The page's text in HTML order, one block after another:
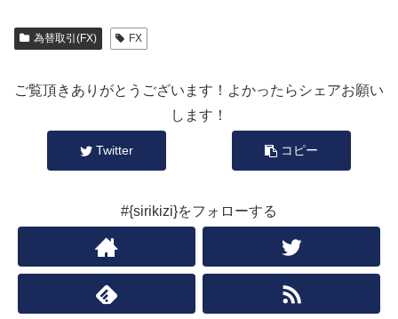
為替取引(FX) FX
ご覧頂きありがとうございます！よかったらシェアお願い
します！
Twitter コピー
#{sirikizi}をフォローする